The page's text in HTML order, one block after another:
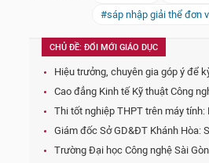
#sáp nhập giải thể đơn
CHỦ ĐỀ: ĐỔI MỚI GIÁO DỤC
Hiệu trưởng, chuyên gia góp ý để
Cao đẳng Kinh tế Kỹ thuật Công
Thi tốt nghiệp THPT trên máy
Giám đốc Sở GD&ĐT Khánh Hòa:
Trường Đại học Công nghệ Sài